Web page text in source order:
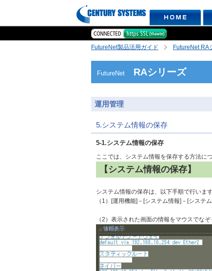
FutureNet製品活用ガイド FutureNet RA
FutureNet RAシリーズ
運用管理
5.システム情報の保存
5-1.システム情報の保存
ここでは、システム情報を保存する方法に
【システム情報の保存】
システム情報の保存は、以下手順で行います
（1）[運用機能]－[システム情報]－[システ
（2）表示された画面の情報をマウスでな